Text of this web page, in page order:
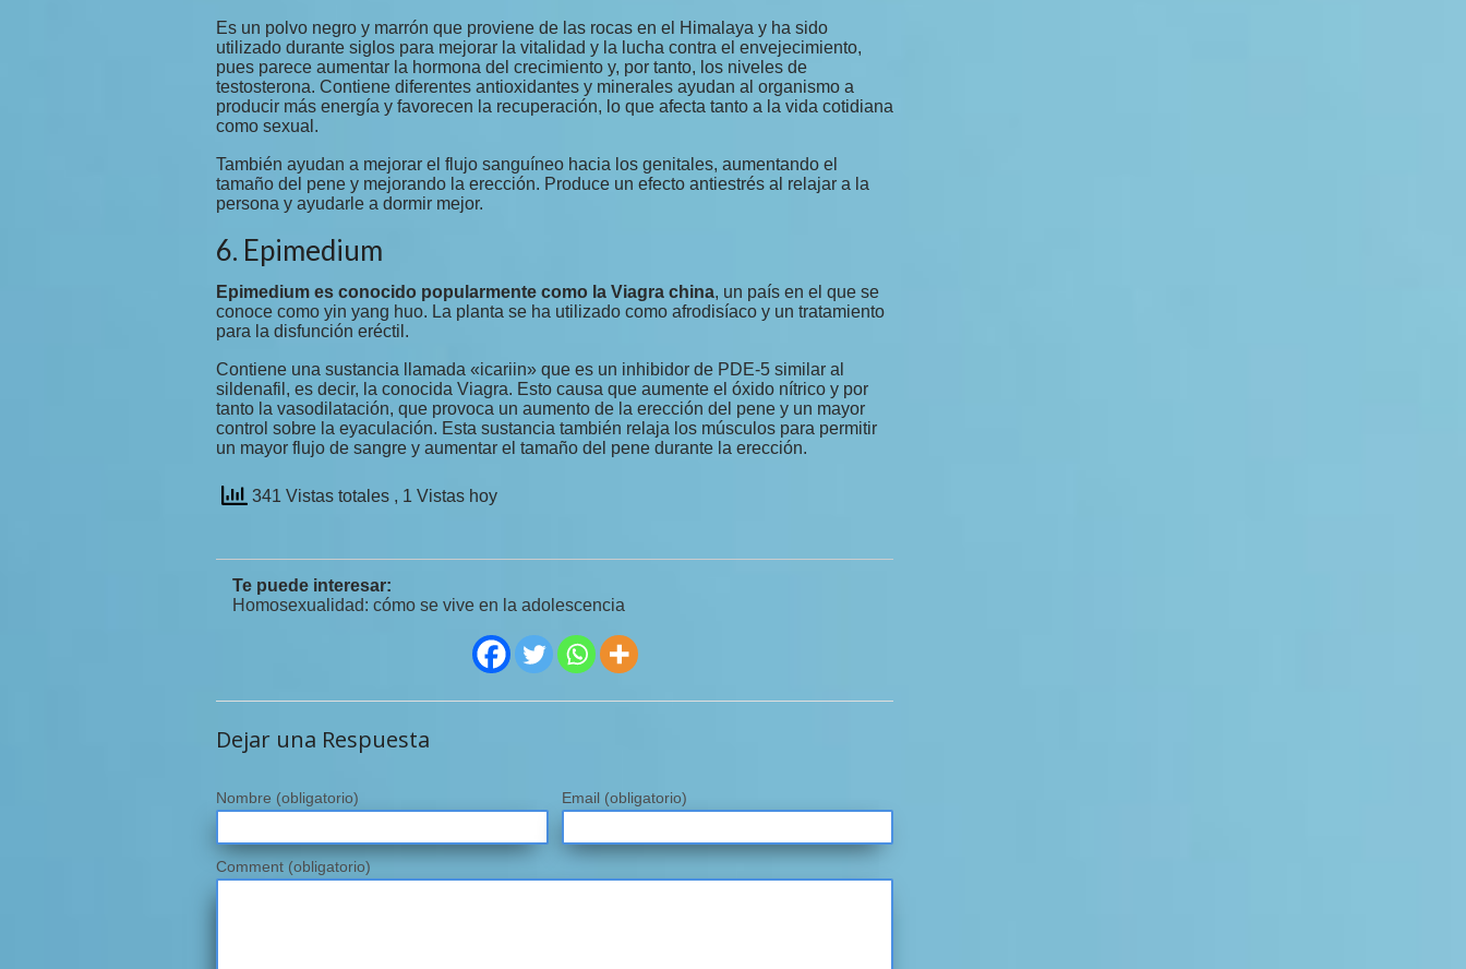
Es un polvo negro y marrón que proviene de las rocas en el Himalaya y ha sido
utilizado durante siglos para mejorar la vitalidad y la lucha contra el envejecimiento,
pues parece aumentar la hormona del crecimiento y, por tanto, los niveles de
testosterona. Contiene diferentes antioxidantes y minerales ayudan al organismo a
producir más energía y favorecen la recuperación, lo que afecta tanto a la vida cotidiana
como sexual.
También ayudan a mejorar el flujo sanguíneo hacia los genitales, aumentando el
tamaño del pene y mejorando la erección. Produce un efecto antiestrés al relajar a la
persona y ayudarle a dormir mejor.
6. Epimedium
Epimedium es conocido popularmente como la Viagra china, un país en el que se
conoce como yin yang huo. La planta se ha utilizado como afrodisíaco y un tratamiento
para la disfunción eréctil.
Contiene una sustancia llamada «icariin» que es un inhibidor de PDE-5 similar al
sildenafil, es decir, la conocida Viagra. Esto causa que aumente el óxido nítrico y por
tanto la vasodilatación, que provoca un aumento de la erección del pene y un mayor
control sobre la eyaculación. Esta sustancia también relaja los músculos para permitir
un mayor flujo de sangre y aumentar el tamaño del pene durante la erección.
341 Vistas totales , 1 Vistas hoy
Te puede interesar:
Homosexualidad: cómo se vive en la adolescencia
Dejar una Respuesta
Nombre (obligatorio) Email (obligatorio)
Comment (obligatorio)